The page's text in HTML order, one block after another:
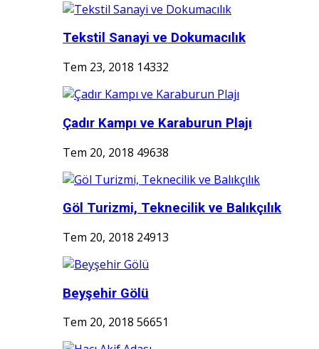
Tekstil Sanayi ve Dokumacılık
Tem 23, 2018 14332
Çadır Kampı ve Karaburun Plajı
Tem 20, 2018 49638
Göl Turizmi, Teknecilik ve Balıkçılık
Tem 20, 2018 24913
Beyşehir Gölü
Tem 20, 2018 56651